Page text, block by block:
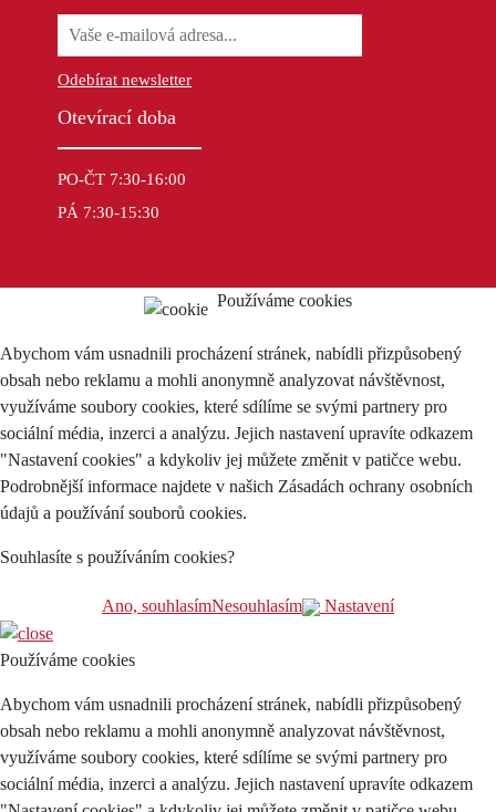
Odebírat newsletter
Otevírací doba
PO-ČT 7:30-16:00
PÁ 7:30-15:30
Používáme cookies
Abychom vám usnadnili procházení stránek, nabídli přizpůsobený
obsah nebo reklamu a mohli anonymně analyzovat návštěvnost,
využíváme soubory cookies, které sdílíme se svými partnery pro
sociální média, inzerci a analýzu. Jejich nastavení upravíte odkazem
"Nastavení cookies" a kdykoliv jej můžete změnit v patičce webu.
Podrobnější informace najdete v našich Zásadách ochrany osobních
údajů a používání souborů cookies.
Souhlasíte s používáním cookies?
Ano, souhlasímNesouhlasím Nastavení
Používáme cookies
Abychom vám usnadnili procházení stránek, nabídli přizpůsobený
obsah nebo reklamu a mohli anonymně analyzovat návštěvnost,
využíváme soubory cookies, které sdílíme se svými partnery pro
sociální média, inzerci a analýzu. Jejich nastavení upravíte odkazem